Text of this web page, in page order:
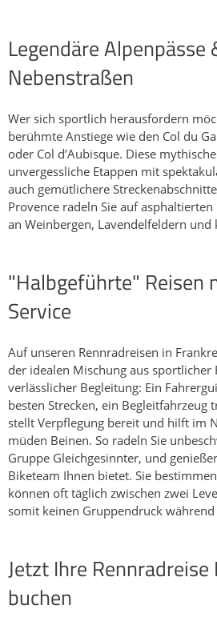
und unbekannte Bergwelt auf:
Ecrins, dann das obere Ubaye-Tal
Mercantour Nationalpark an der
Col du Parpaillon voll auf Ihre
von jeglichem Strassenverkehr. Wir
Gefühl, auf diesem Abschnitt der
der Alpen unterwegs zu sein.
azurblaue Weite des Mittelmeers -
diese ruhige Oberfläche aus der
hinab geht zur mondänen Côte
Herausforderung höchste Ansprüche
ennradfahren in den Alpen: Der
sind die vielfältigen Landschaften, die
dann die hohen Pässe mit karger
beeindruckender Gletscherlandschaft,
südfranzösisches Flair im Hinterland
besondere Herausforderung und ein
Rennradfahrer!​
Legendäre Alpenpässe
Nebenstraßen
Wer sich sportlich herausfordern
berühmte Anstiege wie den Col du
oder Col d’Aubisque. Diese
unvergessliche Etappen mit
auch gemütlichere
Provence radeln Sie auf
an Weinbergen, Lavendelfeldern und
"Halbgeführte" Reisen
Service
Auf unseren Rennradreisen in
der idealen Mischung aus sportlicher
verlässlicher Begleitung: Ein
besten Strecken, ein Begleitfahrzeug
stellt Verpflegung bereit und hilft im
müden Beinen. So radeln Sie
Gruppe Gleichgesinnter, und
Biketeam Ihnen bietet. Sie
können oft täglich zwischen zwei
somit keinen Gruppendruck während
Jetzt Ihre Rennradreise
buchen